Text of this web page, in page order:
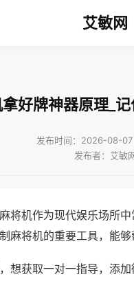
艾敏网
好牌神器原理_
发布时间：2026-08-07
发布者：艾敏
将机作为现代娱乐场所
麻将机的重要工具，能够
想获取一对一指导，添